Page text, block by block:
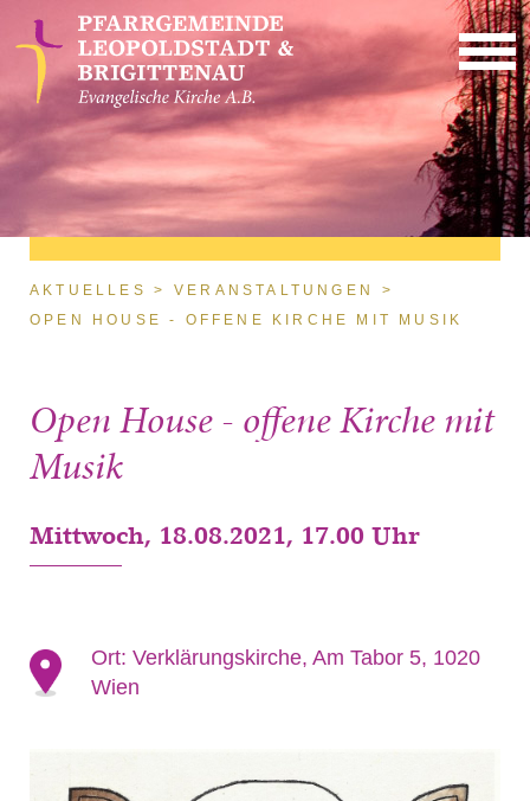
Direkt zum Inhalt
Sie sind hier
AKTUELLES
VERANSTALTUNGEN
OPEN HOUSE - OFFENE KIRCHE MIT MUSIK
Open House - offene Kirche mit
Musik
Mittwoch, 18.08.2021, 17.00 Uhr
Ort: Verklärungskirche, Am Tabor 5, 1020
Wien